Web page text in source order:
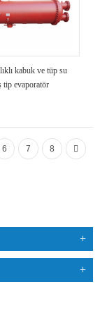
kabuk ve tüp su
tip evaporatör
6 7 8